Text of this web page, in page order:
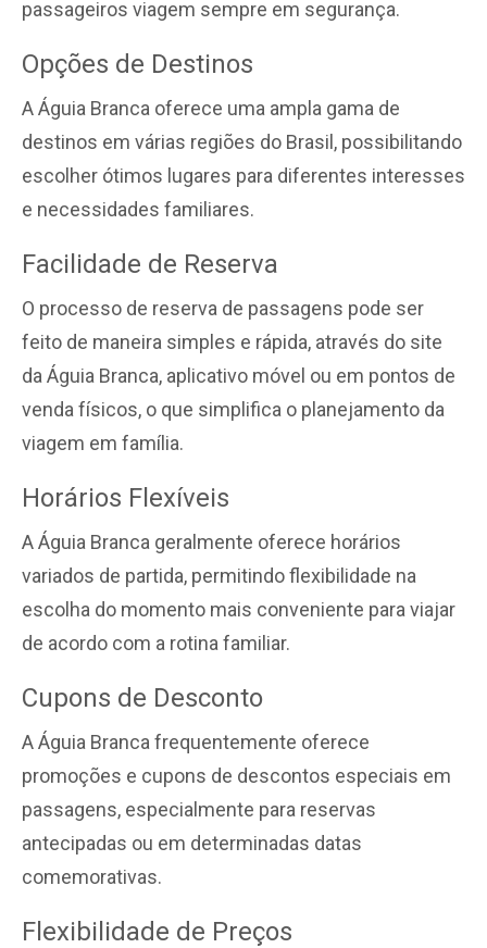
passageiros viagem sempre em segurança.
Opções de Destinos
A Águia Branca oferece uma ampla gama de
destinos em várias regiões do Brasil, possibilitando
escolher ótimos lugares para diferentes interesses
e necessidades familiares.
Facilidade de Reserva
O processo de reserva de passagens pode ser
feito de maneira simples e rápida, através do site
da Águia Branca, aplicativo móvel ou em pontos de
venda físicos, o que simplifica o planejamento da
viagem em família.
Horários Flexíveis
A Águia Branca geralmente oferece horários
variados de partida, permitindo flexibilidade na
escolha do momento mais conveniente para viajar
de acordo com a rotina familiar.
Cupons de Desconto
A Águia Branca frequentemente oferece
promoções e cupons de descontos especiais em
passagens, especialmente para reservas
antecipadas ou em determinadas datas
comemorativas.
Flexibilidade de Preços